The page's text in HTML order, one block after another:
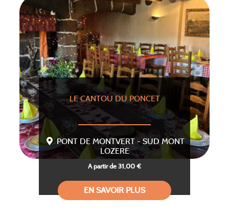
LE CANTOU DU PONCET
PONT DE MONTVERT - SUD MONT
LOZERE
A partir de 31,00 €
EN SAVOIR PLUS